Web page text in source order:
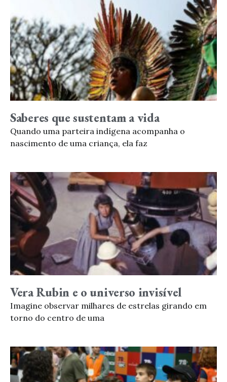
Saberes que sustentam a vida
Quando uma parteira indígena acompanha o
nascimento de uma criança, ela faz
Vera Rubin e o universo invisível
Imagine observar milhares de estrelas girando em
torno do centro de uma